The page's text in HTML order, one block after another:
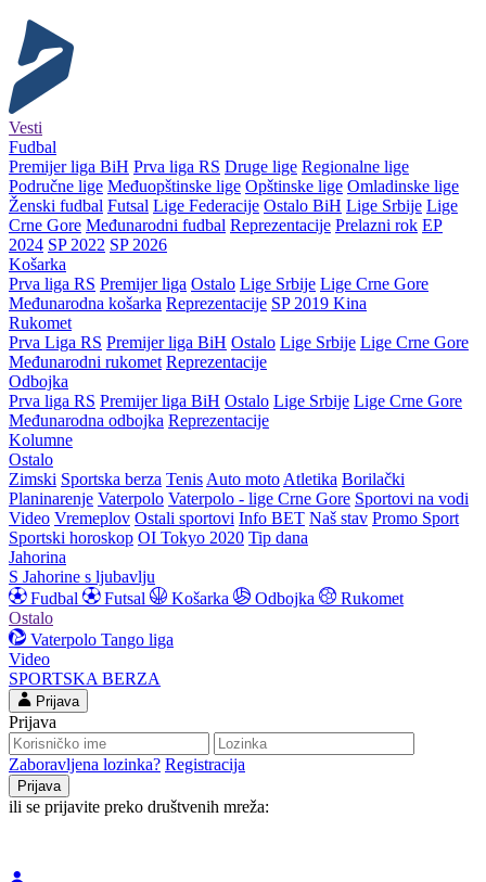
Vesti
Fudbal
Premijer liga BiH Prva liga RS Druge lige Regionalne lige
Područne lige Međuopštinske lige Opštinske lige Omladinske lige
Ženski fudbal Futsal Lige Federacije Ostalo BiH Lige Srbije Lige
Crne Gore Međunarodni fudbal Reprezentacije Prelazni rok EP
2024 SP 2022 SP 2026
Košarka
Prva liga RS Premijer liga Ostalo Lige Srbije Lige Crne Gore
Međunarodna košarka Reprezentacije SP 2019 Kina
Rukomet
Prva Liga RS Premijer liga BiH Ostalo Lige Srbije Lige Crne Gore
Međunarodni rukomet Reprezentacije
Odbojka
Prva liga RS Premijer liga BiH Ostalo Lige Srbije Lige Crne Gore
Međunarodna odbojka Reprezentacije
Kolumne
Ostalo
Zimski Sportska berza Tenis Auto moto Atletika Borilački
Planinarenje Vaterpolo Vaterpolo - lige Crne Gore Sportovi na vodi
Video Vremeplov Ostali sportovi Info BET Naš stav Promo Sport
Sportski horoskop OI Tokyo 2020 Tip dana
Jahorina
S Jahorine s ljubavlju
Fudbal
Futsal Košarka Odbojka
Rukomet
Ostalo
Vaterpolo Tango liga
Video
SPORTSKA BERZA
Prijava
Prijava
Zaboravljena lozinka? Registracija
ili se prijavite preko društvenih mreža: